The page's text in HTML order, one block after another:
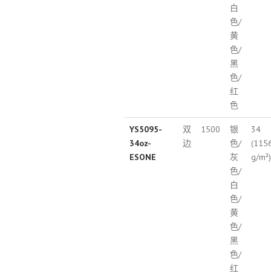
白
色/
黄
色/
黑
色/
红
色
YS5095-
34oz-
ESONE
双
边
1500
银
色/
灰
色/
白
色/
黄
色/
黑
色/
红
34
g/m²)